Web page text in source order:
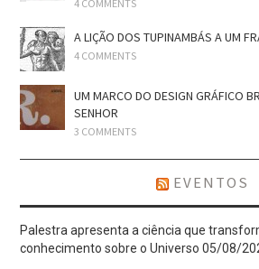
4 COMMENTS
A LIÇÃO DOS TUPINAMBÁS A UM
4 COMMENTS
UM MARCO DO DESIGN GRÁFICO
SENHOR
3 COMMENTS
EVENTOS
Palestra apresenta a ciência que
conhecimento sobre o Universo 05/08/